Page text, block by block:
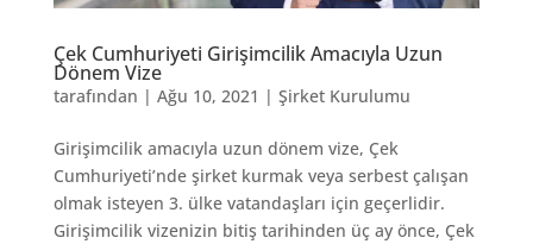
Çek Cumhuriyeti Girişimcilik Amacıyla Uzun
Dönem Vize
tarafından | Ağu 10, 2021 | Şirket Kurulumu
Girişimcilik amacıyla uzun dönem vize, Çek
Cumhuriyeti’nde şirket kurmak veya serbest çalışan
olmak isteyen 3. ülke vatandaşları için geçerlidir.
Girişimcilik vizenizin bitiş tarihinden üç ay önce, Çek